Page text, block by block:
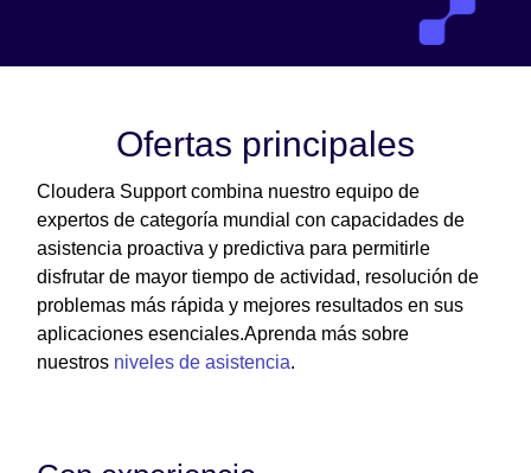
Ofertas principales
Cloudera Support combina nuestro equipo de
expertos de categoría mundial con capacidades de
asistencia proactiva y predictiva para permitirle
disfrutar de mayor tiempo de actividad, resolución de
problemas más rápida y mejores resultados en sus
aplicaciones esenciales.Aprenda más sobre
nuestros niveles de asistencia.